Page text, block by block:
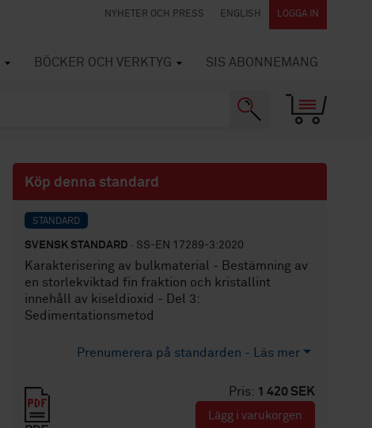
NYHETER OCH PRESS ENGLISH LOGGA IN
BÖCKER OCH VERKTYG SIS ABONNEMANG
Köp denna standard
STANDARD
SVENSK STANDARD · SS-EN 17289-3:2020
Karakterisering av bulkmaterial - Bestämning av
en storlekviktad fin fraktion och kristallint
innehåll av kiseldioxid - Del 3:
Sedimentationsmetod
Prenumerera på standarden - Läs mer
Pris: 1 420 SEK
Lägg i varukorgen